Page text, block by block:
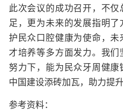
此次会议的成功召开，不
足，更为未来的发展指明
护民众口腔健康为使命，未
才培养等多方面发力。我
努力下，能为民众牙周健
中国建设添砖加瓦，助力提
参考资料：